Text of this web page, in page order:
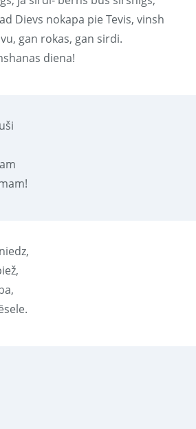
Dievs nokapa pie Tevis, vinsh
gan rokas, gan sirdi.
diena!